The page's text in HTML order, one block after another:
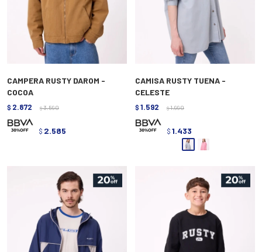
CAMPERA RUSTY DAROM -
COCOA
$ 2.872 $ 3.590
$ 2.585
CAMISA RUSTY TUENA -
CELESTE
$ 1.592 $ 1.990
$ 1.433